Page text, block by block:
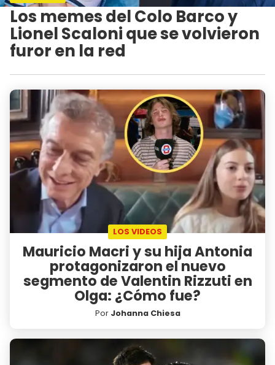
Los memes del Colo Barco y
Lionel Scaloni que se volvieron
furor en la red
LOS VIDEOS
Mauricio Macri y su hija Antonia
protagonizaron el nuevo
segmento de Valentin Rizzuti en
Olga: ¿Cómo fue?
Por Johanna Chiesa